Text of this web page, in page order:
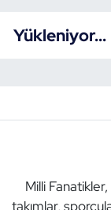
Yükleniyor...
Milli
takımlar,